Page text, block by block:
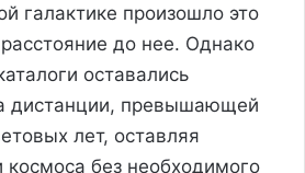
галактике произошло это
до нее. Однако
оставались
дистанции, превышающей
лет, оставляя
космоса без необходимого